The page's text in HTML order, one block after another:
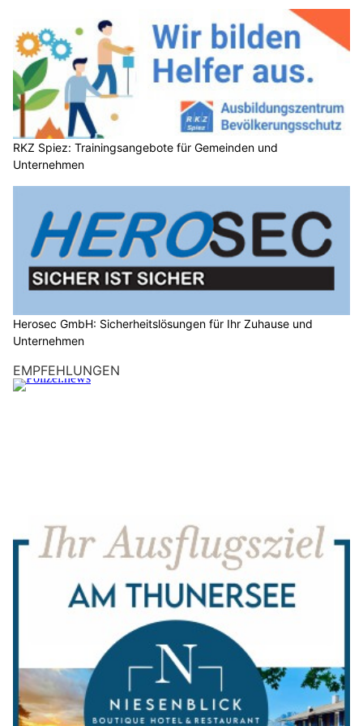
RKZ Spiez: Trainingsangebote für Gemeinden und
Unternehmen
Herosec GmbH: Sicherheitslösungen für Ihr Zuhause und
Unternehmen
EMPFEHLUNGEN